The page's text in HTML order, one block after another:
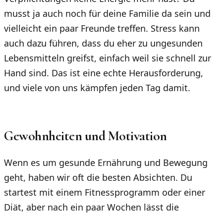
musst ja auch noch für deine Familie da sein und
vielleicht ein paar Freunde treffen. Stress kann
auch dazu führen, dass du eher zu ungesunden
Lebensmitteln greifst, einfach weil sie schnell zur
Hand sind. Das ist eine echte Herausforderung,
und viele von uns kämpfen jeden Tag damit.
Gewohnheiten und Motivation
Wenn es um gesunde Ernährung und Bewegung
geht, haben wir oft die besten Absichten. Du
startest mit einem Fitnessprogramm oder einer
Diät, aber nach ein paar Wochen lässt die